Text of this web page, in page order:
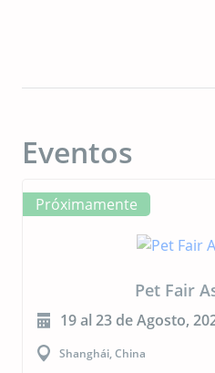
Eventos
Próximamente
Pet Fair
19 al 23 de Agosto,
Shanghái, China